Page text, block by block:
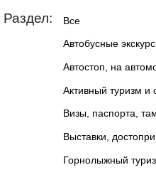
Раздел: Все
Автобусные
Автостоп, на
Активный туризм и
Визы, паспорта,
Выставки,
Горнолыжный